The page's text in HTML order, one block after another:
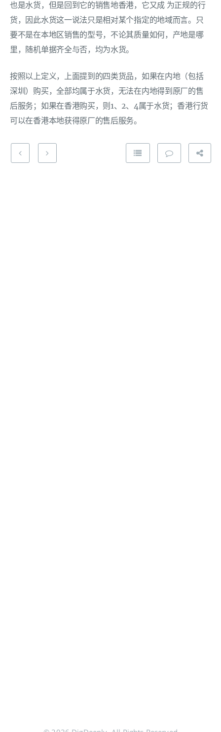
也是水货，但是回到它的销售地香港，它又成 为正规的行
货，因此水货这一说法只是相对某个指定的地域而言。只
要不是在本地区销售的型号，不论其质量如何，产地是哪
里，随机单据齐全与否，均为水货。
按照以上定义，上面提到的四类货品，如果在内地（包括
深圳）购买，全部均属于水货，无法在内地得到原厂的售
后服务；如果在香港购买，则1、2、4属于水货；香港行货
可以在香港本地获得原厂的售后服务。